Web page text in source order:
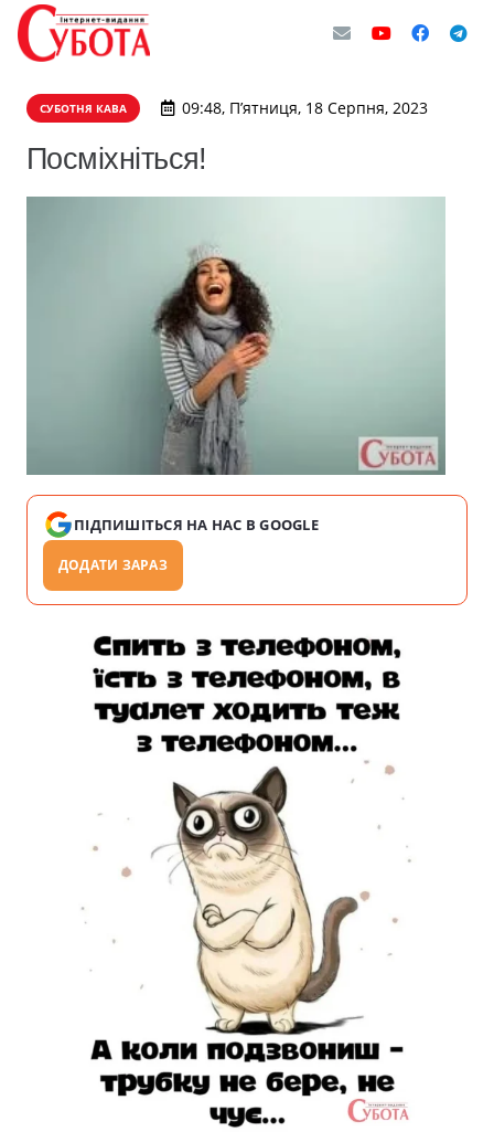
СУБОТНЯ КАВА 09:48, П’ятниця, 18 Серпня, 2023
Посміхніться!
ПІДПИШІТЬСЯ НА НАС В GOOGLE
ДОДАТИ ЗАРАЗ